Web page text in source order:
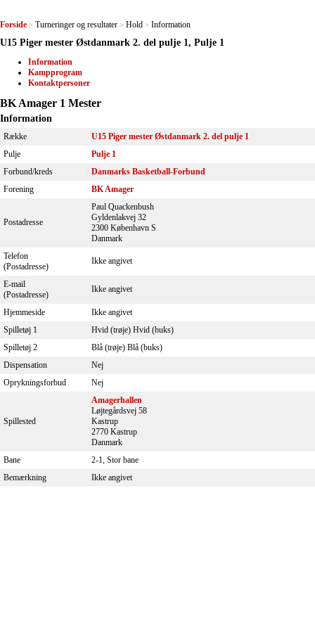
Forside > Turneringer og resultater > Hold > Information
U15 Piger mester Østdanmark 2. del pulje 1, Pulje 1
Information
Kampprogram
Kontaktpersoner
BK Amager 1 Mester
Information
Række
U15 Piger mester Østdanmark 2. del pulje 1
Pulje
Pulje 1
Forbund/kreds
Danmarks Basketball-Forbund
Forening
BK Amager
Postadresse
Paul Quackenbush
Gyldenlakvej 32
2300 København S
Danmark
Telefon
(Postadresse)
Ikke angivet
E-mail
(Postadresse)
Ikke angivet
Hjemmeside
Ikke angivet
Spilletøj 1
Hvid (trøje) Hvid (buks)
Spilletøj 2
Blå (trøje) Blå (buks)
Dispensation
Nej
Oprykningsforbud
Nej
Spillested
Amagerhallen
Løjtegårdsvej 58
Kastrup
2770 Kastrup
Danmark
Bane
2-1, Stor bane
Bemærkning
Ikke angivet